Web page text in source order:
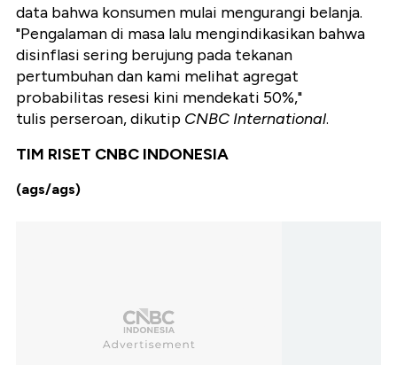
data bahwa konsumen mulai mengurangi belanja.
"Pengalaman di masa lalu mengindikasikan bahwa
disinflasi sering berujung pada tekanan
pertumbuhan dan kami melihat agregat
probabilitas resesi kini mendekati 50%,"
tulis perseroan, dikutip CNBC International.
TIM RISET CNBC INDONESIA
(ags/ags)